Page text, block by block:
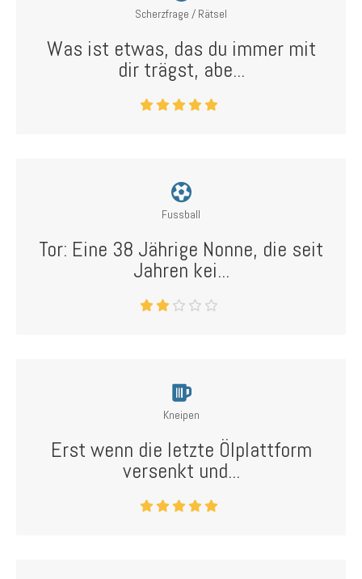
Scherzfrage / Rätsel
Was ist etwas, das du immer mit
dir trägst, abe...
Fussball
Tor: Eine 38 Jährige Nonne, die seit
Jahren kei...
Kneipen
Erst wenn die letzte Ölplattform
versenkt und...